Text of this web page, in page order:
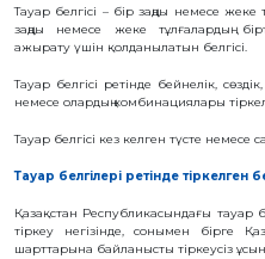
СТАТИСТИКАЛЫҚ
МӘЛІМЕТТЕР
ТЕЛЕФОНДАР
ДЗМҰ-МЕН
ЫНТЫМАҚТАСТЫҚ
ЖОСПАРЫ
БАҒАЛАР
РЕКВИЗИТТЕРІ
АЛМАТЫ
Тауар белгісі – бір заңды немесе жеке
заңды немесе жеке тұлғалардың
ажырату үшін қолданылатын белгісі.
Тауар белгісі ретінде бейнелік,
немесе олардың комбинациялары
Тауар белгісі кез келген түсте немесе
Тауар белгілері ретінде тіркелген
Қазақстан Республикасындағы тауар
тіркеу негізінде, сонымен бірге
шарттарына байланысты тіркеусіз